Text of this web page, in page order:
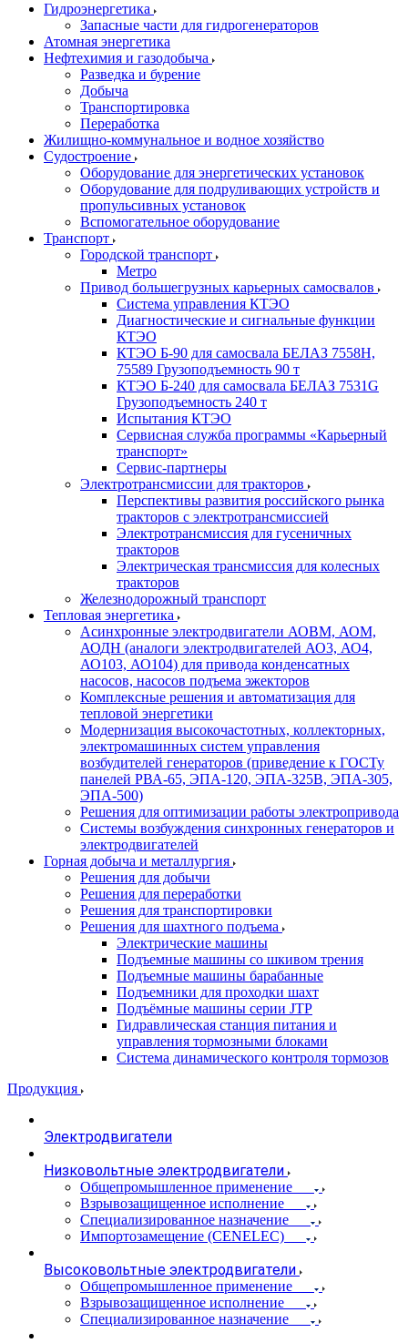
Гидроэнергетика
Запасные части для гидрогенераторов
Атомная энергетика
Нефтехимия и газодобыча
Разведка и бурение
Добыча
Транспортировка
Переработка
Жилищно-коммунальное и водное хозяйство
Судостроение
Оборудование для энергетических установок
Оборудование для подруливающих устройств и
пропульсивных установок
Вспомогательное оборудование
Транспорт
Городской транспорт
Метро
Привод большегрузных карьерных самосвалов
Система управления КТЭО
Диагностические и сигнальные функции
КТЭО
КТЭО Б-90 для самосвала БЕЛАЗ 7558H,
75589 Грузоподъемность 90 т
КТЭО Б-240 для самосвала БЕЛАЗ 7531G
Грузоподъемность 240 т
Испытания КТЭО
Сервисная служба программы «Карьерный
транспорт»
Сервис-партнеры
Электротрансмиссии для тракторов
Перспективы развития российского рынка
тракторов с электротрансмиссией
Электротрансмиссия для гусеничных
тракторов
Электрическая трансмиссия для колесных
тракторов
Железнодорожный транспорт
Тепловая энергетика
Асинхронные электродвигатели АОВМ, АОМ,
АОДН (аналоги электродвигателей АО3, АО4,
АО103, АО104) для привода конденсатных
насосов, насосов подъема эжекторов
Комплексные решения и автоматизация для
тепловой энергетики
Модернизация высокочастотных, коллекторных,
электромашинных систем управления
возбудителей генераторов (приведение к ГОСТу
панелей РВА-65, ЭПА-120, ЭПА-325В, ЭПА-305,
ЭПА-500)
Решения для оптимизации работы электропривода
Системы возбуждения синхронных генераторов и
электродвигателей
Горная добыча и металлургия
Решения для добычи
Решения для переработки
Решения для транспортировки
Решения для шахтного подъема
Электрические машины
Подъемные машины со шкивом трения
Подъемные машины барабанные
Подъемники для проходки шахт
Подъёмные машины серии JTP
Гидравлическая станция питания и
управления тормозными блоками
Система динамического контроля тормозов
Продукция
Электродвигатели
Низковольтные электродвигатели
Общепромышленное применение
Взрывозащищенное исполнение
Специализированное назначение
Импортозамещение (CENELEC)
Высоковольтные электродвигатели
Общепромышленное применение
Взрывозащищенное исполнение
Специализированное назначение